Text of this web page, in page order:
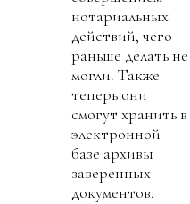
нотариальных
действий, чего
раньше делать не
могли. Также
теперь они
смогут хранить в
электронной
базе архивы
заверенных
документов.